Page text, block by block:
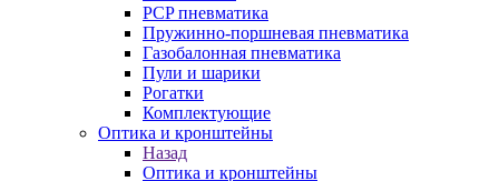
PCP пневматика
Пружинно-поршневая пневматика
Газобалонная пневматика
Пули и шарики
Рогатки
Комплектующие
Оптика и кронштейны
Назад
Оптика и кронштейны